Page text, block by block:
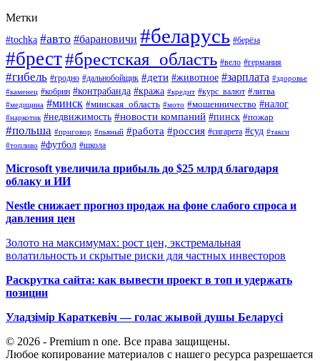
Метки
#tochka #авто #барановичи #беларусь #берёза
#брест#брестская_область #вело #германия
#гибель #гродно #дальнобойщик #дети #животное #зарплата #здоровье
#каменец #кобрин #контрабанда #кража #кредит #курс_валют #литва
#медицина #минск #минская_область #мото #мошенничество #налог
#наркотик #недвижимость #новости компаний #пинск #пожар
#польша #приговор #пьяный #работа #россия #сигарета #суд #такси
#топливо #футбол #школа
Microsoft увеличила прибыль до $25 млрд благодаря
облаку и ИИ
Nestle снижает прогноз продаж на фоне слабого спроса и
давления цен
Золото на максимумах: рост цен, экстремальная
волатильность и скрытые риски для частных инвесторов
Раскрутка сайта: как вывести проект в топ и удержать
позиции
Уладзімір Караткевіч — голас жывой душы Беларусі
© 2026 - Premium n one. Все права защищены.
Любое копирование материалов с нашего ресурса разрешается